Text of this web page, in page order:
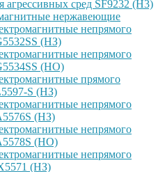
агрессивных сред SF9232 (H3)
нержавеющие
непрямого
(НЗ)
непрямого
(НО)
прямого
S (НЗ)
непрямого
(НЗ)
непрямого
(НО)
непрямого
(НЗ)